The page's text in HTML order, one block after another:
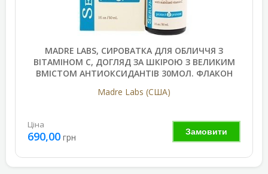
MADRE LABS, СИРОВАТКА ДЛЯ ОБЛИЧЧЯ З
ВІТАМІНОМ C, ДОГЛЯД ЗА ШКІРОЮ З ВЕЛИКИМ
ВМІСТОМ АНТИОКСИДАНТІВ 30МОЛ. ФЛАКОН
Madre Labs (США)
Замовити
Ціна
690,00 грн